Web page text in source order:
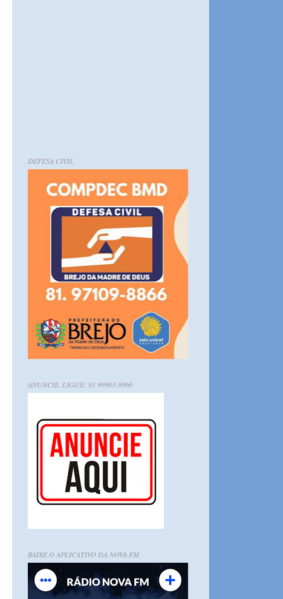
DEFESA CIVIL
ANUNCIE, LIGUE; 81 99963-8966
BAIXE O APLICATIVO DA NOVA FM